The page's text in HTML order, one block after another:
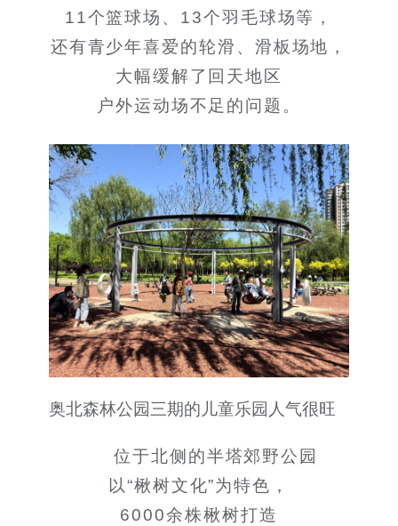
11个篮球场、13个羽毛球场等，
还有青少年喜爱的轮滑、滑板场地，
大幅缓解了回天地区
户外运动场不足的问题。
奥北森林公园三期的儿童乐园人气很旺
位于北侧的半塔郊野公园
以“楸树文化”为特色，
6000余株楸树打造